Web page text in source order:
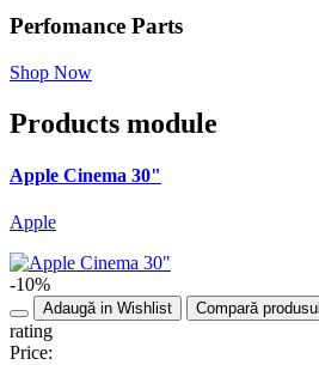
Perfomance Parts
Shop Now
Products module
Apple Cinema 30"
Apple
-10%
Adaugă in Wishlist Compară produsul
rating
Price: